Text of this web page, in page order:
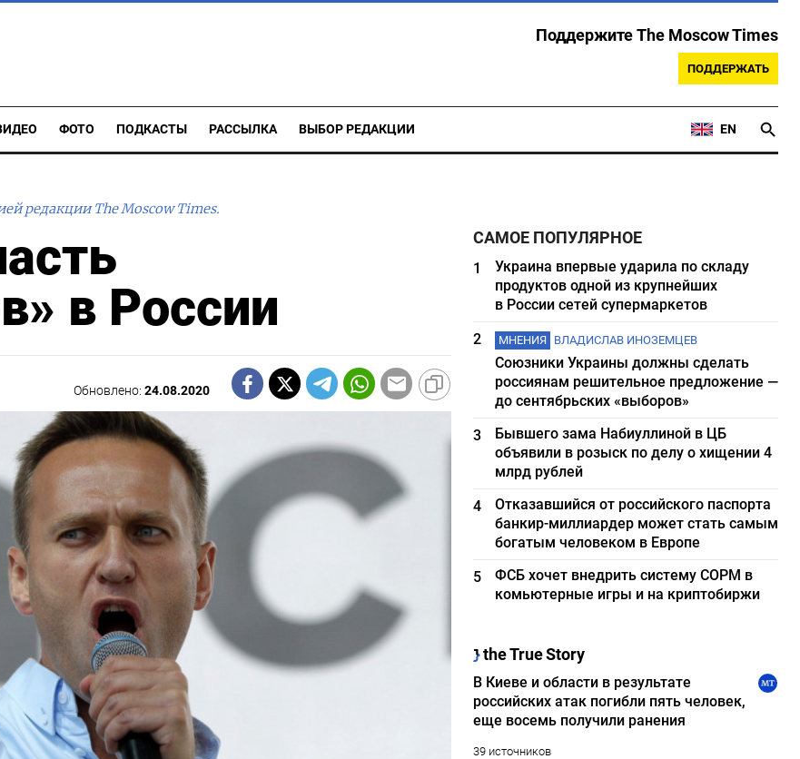
Поддержите The Moscow Times
ПОДДЕРЖАТЬ
ФОТО ПОДКАСТЫ РАССЫЛКА ВЫБОР РЕДАКЦИИ EN
редакции The Moscow Times.
в России
Обновлено:24.08.2020
САМОЕ ПОПУЛЯРНОЕ
1
Украина впервые ударила по складу
продуктов одной из крупнейших
в России сетей супермаркетов
2
МНЕНИЯ ВЛАДИСЛАВ ИНОЗЕМЦЕВ
Союзники Украины должны сделать
россиянам решительное предложение —
до сентябрьских «выборов»
3
Бывшего зама Набиуллиной в ЦБ
объявили в розыск по делу о хищении 4
млрд рублей
4
Отказавшийся от российского паспорта
банкир-миллиардер может стать самым
богатым человеком в Европе
5
ФСБ хочет внедрить систему СОРМ в
комьютерные игры и на криптобиржи